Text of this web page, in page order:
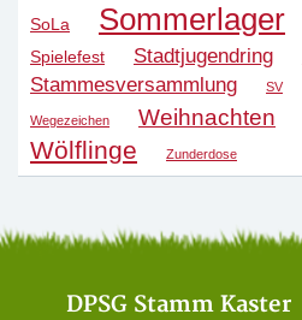
SoLa Sommerlager
Spielefest Stadtjugendring
Stammesversammlung SV
Wegezeichen Weihnachten
Wölflinge
Zunderdose
DPSG Stamm Kaster